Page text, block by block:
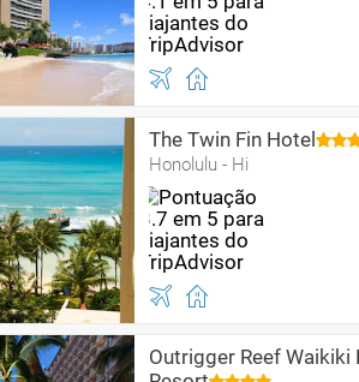
The Twin Fin Hotel
Honolulu - Hi
Outrigger Reef Waikiki